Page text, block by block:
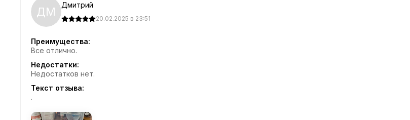
ДМ Дмитрий
20.02.2025 в 23:51
Преимущества:
Все отлично.
Недостатки:
Недостатков нет.
Текст отзыва:
.